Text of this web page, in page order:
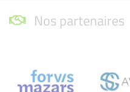
Nos partenaires